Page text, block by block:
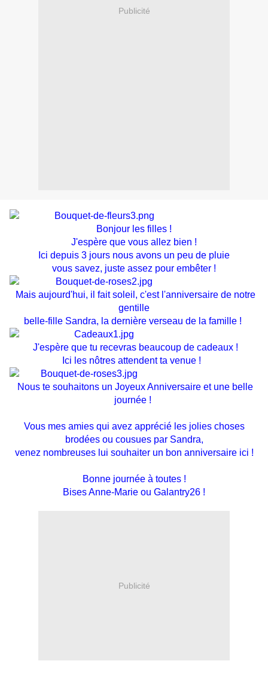
Publicité
Bonjour les filles !
J'espère que vous allez bien !
Ici depuis 3 jours nous avons un peu de pluie
vous savez, juste assez pour embêter !
Mais aujourd'hui, il fait soleil, c'est l'anniversaire de notre
gentille
belle-fille Sandra, la dernière verseau de la famille !
J'espère que tu recevras beaucoup de cadeaux !
Ici les nôtres attendent ta venue !
Nous te souhaitons un Joyeux Anniversaire et une belle
journée !
Vous mes amies qui avez apprécié les jolies choses
brodées ou cousues par Sandra,
venez nombreuses lui souhaiter un bon anniversaire ici !
Bonne journée à toutes !
Bises Anne-Marie ou Galantry26 !
Publicité